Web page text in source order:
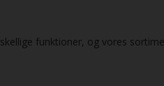
funktioner, og vores